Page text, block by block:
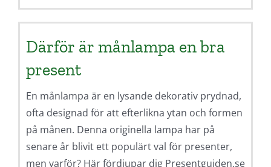
Därför är månlampa en bra
present
En månlampa är en lysande dekorativ prydnad,
ofta designad för att efterlikna ytan och formen
på månen. Denna originella lampa har på
senare år blivit ett populärt val för presenter,
men varför? Här fördjupar dig Presentguiden.se